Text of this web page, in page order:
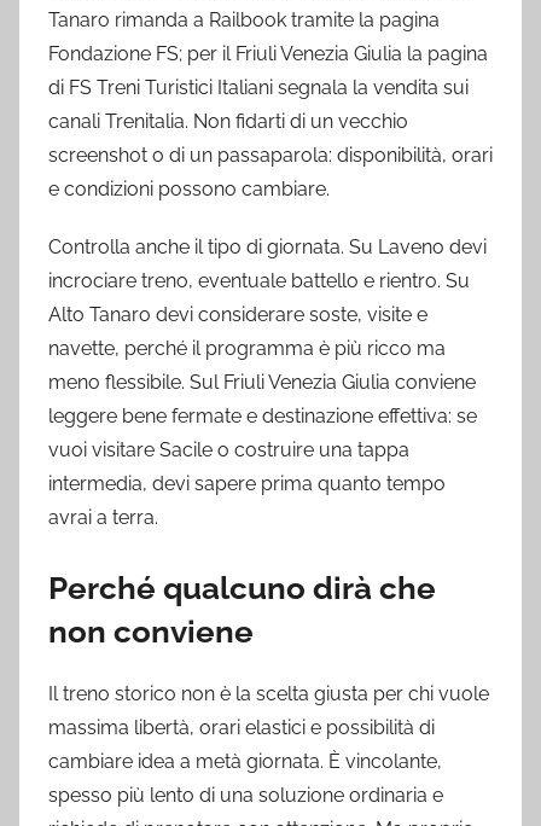
Tanaro rimanda a Railbook tramite la pagina
Fondazione FS; per il Friuli Venezia Giulia la pagina
di FS Treni Turistici Italiani segnala la vendita sui
canali Trenitalia. Non fidarti di un vecchio
screenshot o di un passaparola: disponibilità, orari
e condizioni possono cambiare.
Controlla anche il tipo di giornata. Su Laveno devi
incrociare treno, eventuale battello e rientro. Su
Alto Tanaro devi considerare soste, visite e
navette, perché il programma è più ricco ma
meno flessibile. Sul Friuli Venezia Giulia conviene
leggere bene fermate e destinazione effettiva: se
vuoi visitare Sacile o costruire una tappa
intermedia, devi sapere prima quanto tempo
avrai a terra.
Perché qualcuno dirà che
non conviene
Il treno storico non è la scelta giusta per chi vuole
massima libertà, orari elastici e possibilità di
cambiare idea a metà giornata. È vincolante,
spesso più lento di una soluzione ordinaria e